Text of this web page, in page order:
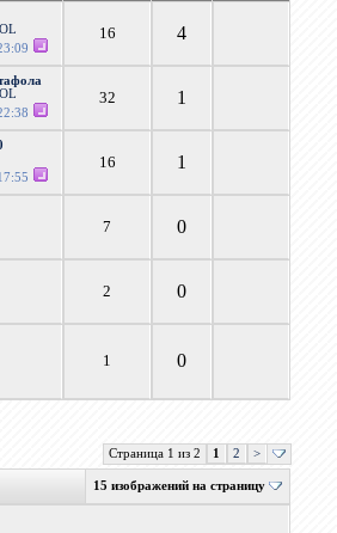
16 4
32 1
16 1
7 0
2 0
1 0
Страница 1 из 2 1 2 >
15 изображений на страницу